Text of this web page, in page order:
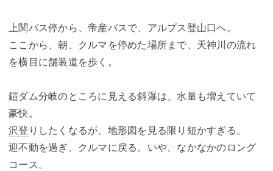
上関バス停から、帝産バスで、アルプス登山口へ。
ここから、朝、クルマを停めた場所まで、天神川の流れ
を横目に舗装道を歩く。
鎧ダム分岐のところに見える斜瀑は、水量も増えていて
豪快。
沢登 りしたくなるが、地形図を見る限り短かすぎる。
迎不動を過ぎ、クルマに戻る。いや、なかなかのロング
コース。